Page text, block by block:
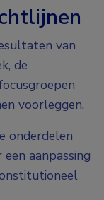
van
de
voorleggen.
onderdelen
aanpassing